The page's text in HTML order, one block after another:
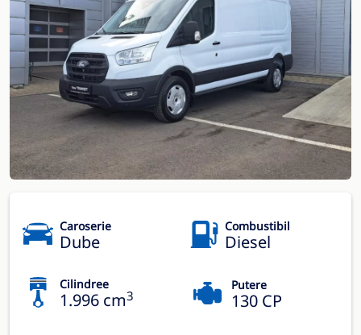
Caroserie
Dube
Combustibil
Diesel
Cilindree
1.996 cm3
Putere
130 CP